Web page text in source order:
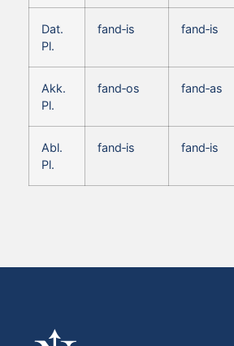
Dat.
Pl.
fand‑is fand‑is
Akk.
Pl.
fand‑os fand‑as
Abl.
Pl.
fand‑is fand‑is